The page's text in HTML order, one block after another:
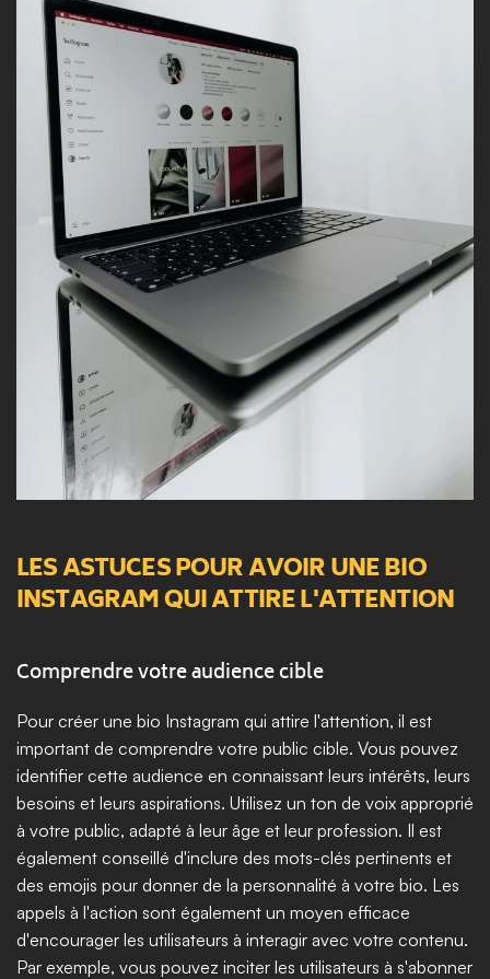
LES ASTUCES POUR AVOIR UNE BIO
INSTAGRAM QUI ATTIRE L'ATTENTION
Comprendre votre audience cible
Pour créer une bio Instagram qui attire l'attention, il est
important de comprendre votre public cible. Vous pouvez
identifier cette audience en connaissant leurs intérêts, leurs
besoins et leurs aspirations. Utilisez un ton de voix approprié
à votre public, adapté à leur âge et leur profession. Il est
également conseillé d'inclure des mots-clés pertinents et
des emojis pour donner de la personnalité à votre bio. Les
appels à l'action sont également un moyen efficace
d'encourager les utilisateurs à interagir avec votre contenu.
Par exemple, vous pouvez inciter les utilisateurs à s'abonner